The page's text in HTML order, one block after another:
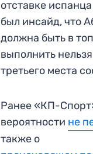
отставке
был инсайд, что
должна быть в
выполнить
третьего места
Ранее «КП-
вероятности не
также о